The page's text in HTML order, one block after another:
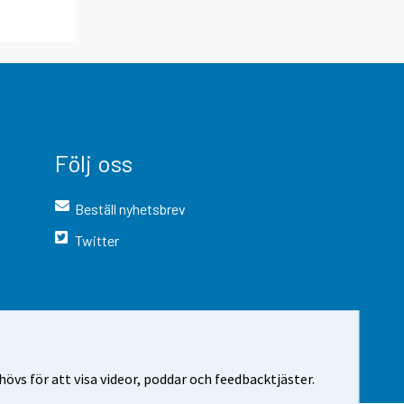
för att visa videor, poddar och feedbacktjäster.
Följ oss
Beställ nyhetsbrev
Twitter